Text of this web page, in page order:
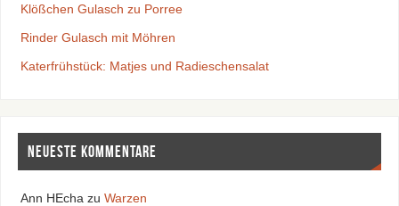
Klößchen Gulasch zu Porree
Rinder Gulasch mit Möhren
Katerfrühstück: Matjes und Radieschensalat
Neueste Kommentare
Ann HEcha zu Warzen